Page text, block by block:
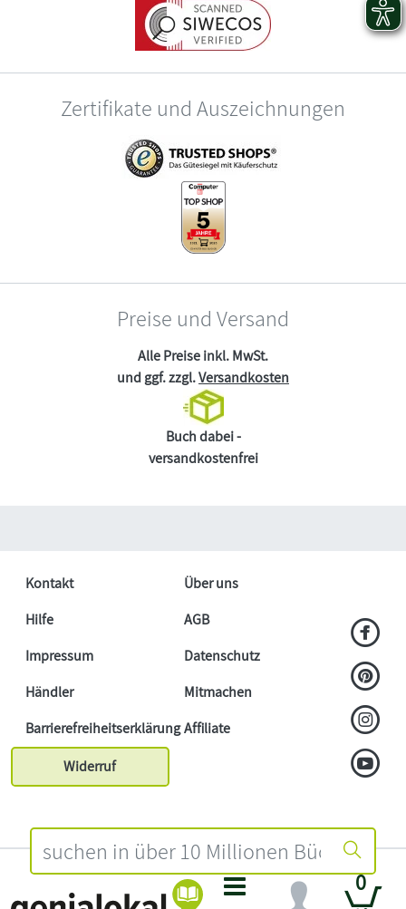
0
Zertifikate und Auszeichnungen
Preise und Versand
Alle Preise inkl. MwSt.
und ggf. zzgl.Versandkosten
Buch dabei -
versandkostenfrei
Kontakt
Über uns
Hilfe
AGB
Impressum
Datenschutz
Händler
Mitmachen
BarrierefreiheitserklärungAffiliate
Widerruf